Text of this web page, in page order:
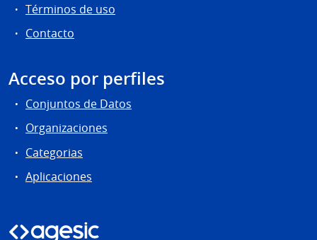
Términos de uso
Contacto
Acceso por perfiles
Conjuntos de Datos
Organizaciones
Categorias
Aplicaciones